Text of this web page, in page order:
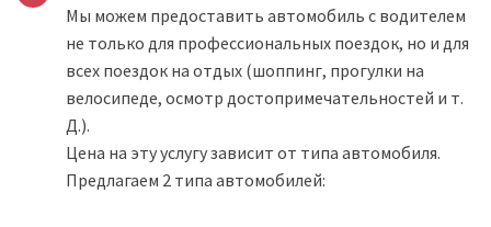
Мы можем предоставить автомобиль с водителем
не только для профессиональных поездок, но и для
всех поездок на отдых (шоппинг, прогулки на
велосипеде, осмотр достопримечательностей и т.
Д.).
Цена на эту услугу зависит от типа автомобиля.
Предлагаем 2 типа автомобилей: